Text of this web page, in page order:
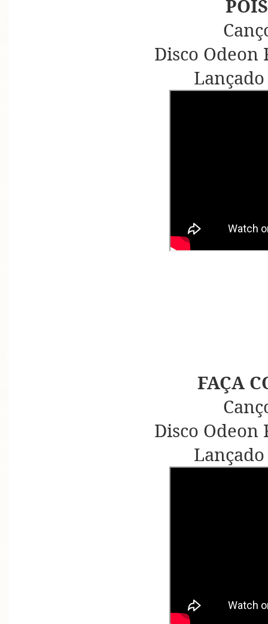
Disco Odeon
FAÇA
Disco Odeon